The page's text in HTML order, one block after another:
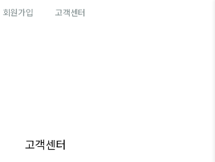
회원가입 고객센터
고객센터